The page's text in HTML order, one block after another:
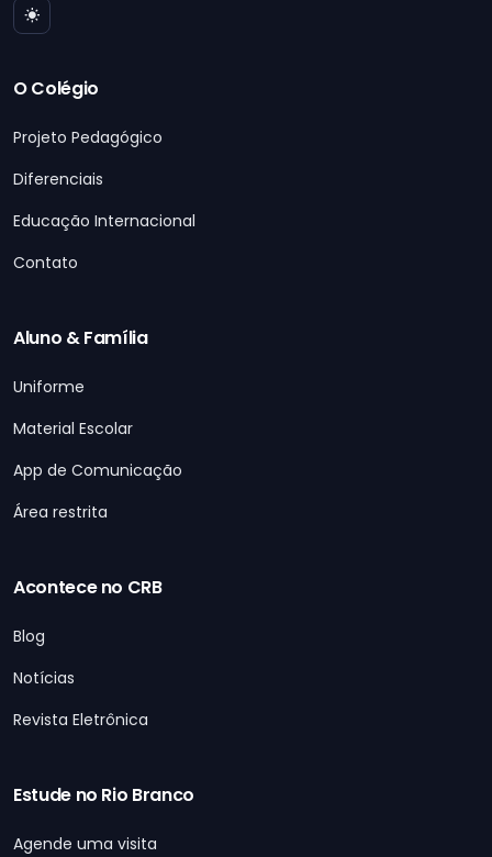
O Colégio
Projeto Pedagógico
Diferenciais
Educação Internacional
Contato
Aluno & Família
Uniforme
Material Escolar
App de Comunicação
Área restrita
Acontece no CRB
Blog
Notícias
Revista Eletrônica
Estude no Rio Branco
Agende uma visita